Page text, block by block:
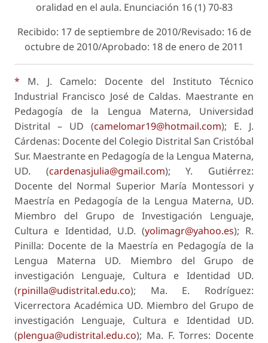
oralidad en el aula. Enunciación 16 (1) 70-83
Recibido: 17 de septiembre de 2010/Revisado: 16 de
octubre de 2010/Aprobado: 18 de enero de 2011
* M. J. Camelo: Docente del Instituto Técnico
Industrial Francisco José de Caldas. Maestrante en
Pedagogía de la Lengua Materna, Universidad
Distrital – UD (camelomar19@hotmail.com); E. J.
Cárdenas: Docente del Colegio Distrital San Cristóbal
Sur. Maestrante en Pedagogía de la Lengua Materna,
UD. (cardenasjulia@gmail.com); Y. Gutiérrez:
Docente del Normal Superior María Montessori y
Maestría en Pedagogía de la Lengua Materna, UD.
Miembro del Grupo de Investigación Lenguaje,
Cultura e Identidad, U.D. (yolimagr@yahoo.es); R.
Pinilla: Docente de la Maestría en Pedagogía de la
Lengua Materna UD. Miembro del Grupo de
investigación Lenguaje, Cultura e Identidad UD.
(rpinilla@udistrital.edu.co); Ma. E. Rodríguez:
Vicerrectora Académica UD. Miembro del Grupo de
investigación Lenguaje, Cultura e Identidad UD.
(plengua@udistrital.edu.co); Ma. F. Torres: Docente